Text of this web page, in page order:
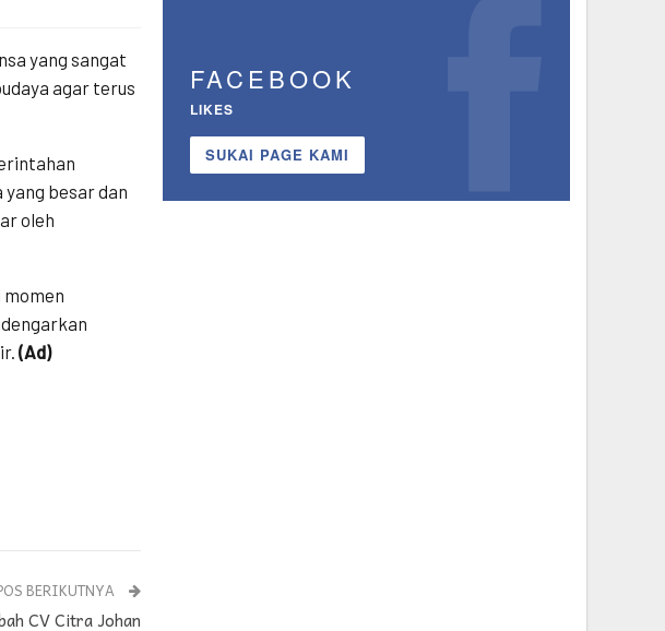
yang sangat
agar terus
besar dan
oleh
(Ad)
BERIKUTNYA
CV Citra Johan
FACEBOOK
LIKES
SUKAI PAGE KAMI